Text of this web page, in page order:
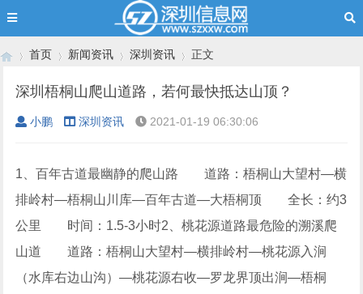
›
首页
›
新闻资讯
›
深圳资讯
›
正文
深圳梧桐山爬山道路，若何最快抵达山顶？
小鹏 深圳资讯 2021-01-19 06:30:06
1、百年古道最幽静的爬山路 道路：梧桐山大望村—横
排岭村—梧桐山川库—百年古道—大梧桐顶 全长：约3
公里 时间：1.5-3小时2、桃花源道路最危险的溯溪爬
山道 道路：梧桐山大望村—横排岭村—桃花源入涧
（水库右边山沟）—桃花源右收—罗龙界顶出涧—梧桐